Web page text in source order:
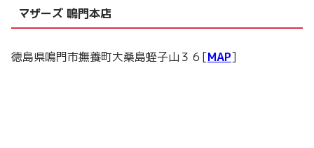
マザーズ 鳴門本店
徳島県鳴門市撫養町大桑島蛭子山３６[MAP]